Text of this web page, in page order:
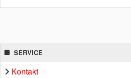
SERVICE
Kontakt